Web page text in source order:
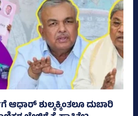
ಆಧಾರ್ ಶುಲ್ಕಕ್ಕಿಂತಲೂ ದುಬಾರಿ